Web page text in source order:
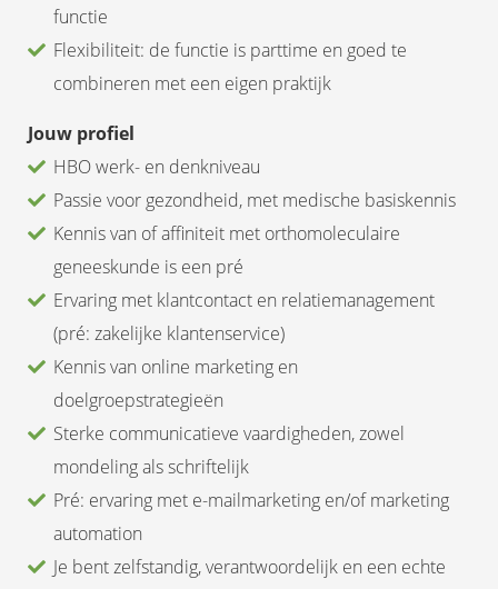
functie
Flexibiliteit: de functie is parttime en goed te
combineren met een eigen praktijk
Jouw profiel
HBO werk- en denkniveau
Passie voor gezondheid, met medische basiskennis
Kennis van of affiniteit met orthomoleculaire
geneeskunde is een pré
Ervaring met klantcontact en relatiemanagement
(pré: zakelijke klantenservice)
Kennis van online marketing en
doelgroepstrategieën
Sterke communicatieve vaardigheden, zowel
mondeling als schriftelijk
Pré: ervaring met e-mailmarketing en/of marketing
automation
Je bent zelfstandig, verantwoordelijk en een echte